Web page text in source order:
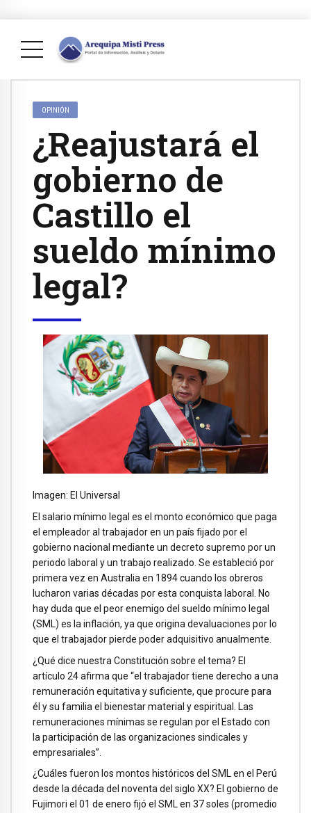
OPINIÓN
¿Reajustará el
gobierno de
Castillo el
sueldo mínimo
legal?
Imagen: El Universal
El salario mínimo legal es el monto económico que paga
el empleador al trabajador en un país fijado por el
gobierno nacional mediante un decreto supremo por un
periodo laboral y un trabajo realizado. Se estableció por
primera vez en Australia en 1894 cuando los obreros
lucharon varias décadas por esta conquista laboral. No
hay duda que el peor enemigo del sueldo mínimo legal
(SML) es la inflación, ya que origina devaluaciones por lo
que el trabajador pierde poder adquisitivo anualmente.
¿Qué dice nuestra Constitución sobre el tema? El
artículo 24 afirma que “el trabajador tiene derecho a una
remuneración equitativa y suficiente, que procure para
él y su familia el bienestar material y espiritual. Las
remuneraciones mínimas se regulan por el Estado con
la participación de las organizaciones sindicales y
empresariales”.
¿Cuáles fueron los montos históricos del SML en el Perú
desde la década del noventa del siglo XX? El gobierno de
Fujimori el 01 de enero fijó el SML en 37 soles (promedio